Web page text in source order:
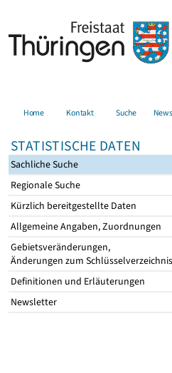
Home Kontakt Suche
STATISTISCHE DATEN
Sachliche Suche
Regionale Suche
Kürzlich bereitgestellte Daten
Allgemeine Angaben, Zuordnungen
Gebietsveränderungen,
Änderungen zum Schlüsselverzeichnis
Definitionen und Erläuterungen
Newsletter